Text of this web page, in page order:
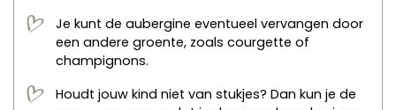
Je kunt de aubergine eventueel vervangen door
een andere groente, zoals courgette of
champignons.
Houdt jouw kind niet van stukjes? Dan kun je de